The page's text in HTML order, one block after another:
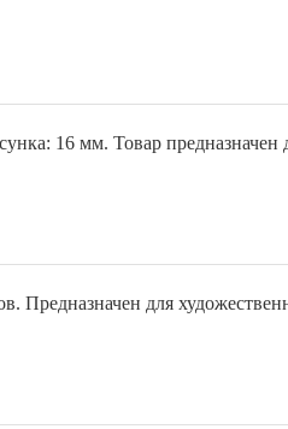
16 мм. Товар предназначен
Предназначен для